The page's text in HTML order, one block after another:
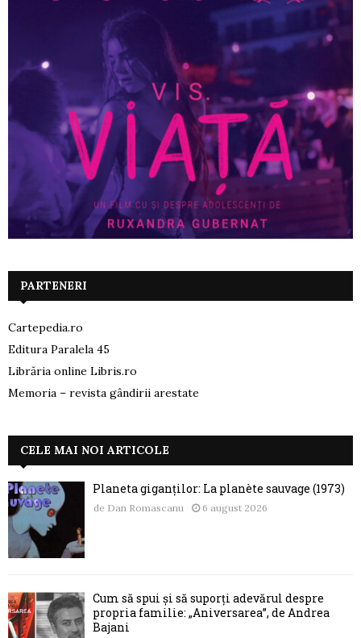
PARTENERI
Cartepedia.ro
Editura Paralela 45
Librăria online Libris.ro
Memoria – revista gândirii arestate
CELE MAI NOI ARTICOLE
Planeta giganților: La planète sauvage (1973)
de Dan Romascanu 6 august 2026
Cum să spui și să suporți adevărul despre
propria familie: „Aniversarea”, de Andrea
Bajani